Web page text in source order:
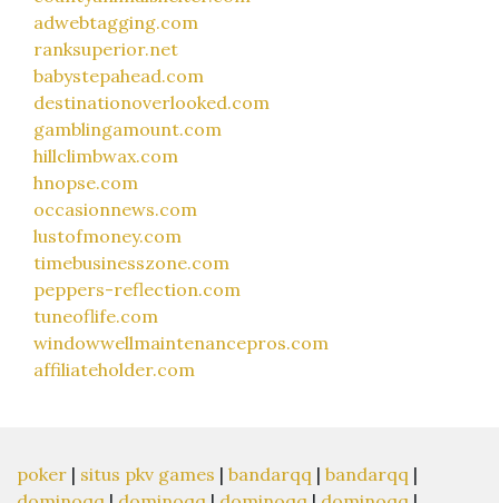
adwebtagging.com
ranksuperior.net
babystepahead.com
destinationoverlooked.com
gamblingamount.com
hillclimbwax.com
hnopse.com
occasionnews.com
lustofmoney.com
timebusinesszone.com
peppers-reflection.com
tuneoflife.com
windowwellmaintenancepros.com
affiliateholder.com
poker | situs pkv games | bandarqq | bandarqq |